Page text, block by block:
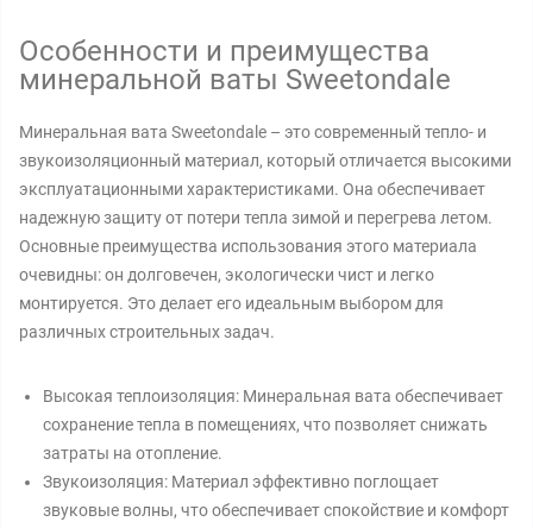
Особенности и преимущества
минеральной ваты Sweetondale
Минеральная вата Sweetondale – это современный тепло- и
звукоизоляционный материал, который отличается высокими
эксплуатационными характеристиками. Она обеспечивает
надежную защиту от потери тепла зимой и перегрева летом.
Основные преимущества использования этого материала
очевидны: он долговечен, экологически чист и легко
монтируется. Это делает его идеальным выбором для
различных строительных задач.
Высокая теплоизоляция: Минеральная вата обеспечивает
сохранение тепла в помещениях, что позволяет снижать
затраты на отопление.
Звукоизоляция: Материал эффективно поглощает
звуковые волны, что обеспечивает спокойствие и комфорт